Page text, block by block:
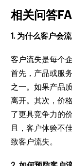
相关问答
1. 为什么客户会
客户流失是每个
首先，产品或服
之一。如果产品
离开。其次，价
了更具竞争力的
且，客户体验不
致客户流失。